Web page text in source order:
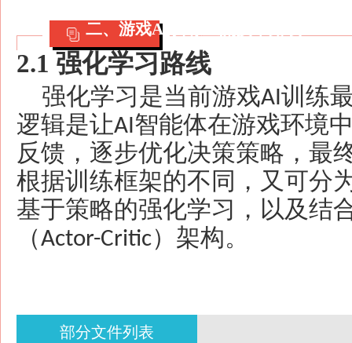
二、游戏AI训练主流技术路线
2.1 强化学习路线
强化学习是当前游戏AI训练
逻辑是让AI智能体在游戏环境
反馈，逐步优化决策策略，最
根据训练框架的不同，又可分
基于策略的强化学习，以及结
（Actor-Critic）架构。
部分文件列表